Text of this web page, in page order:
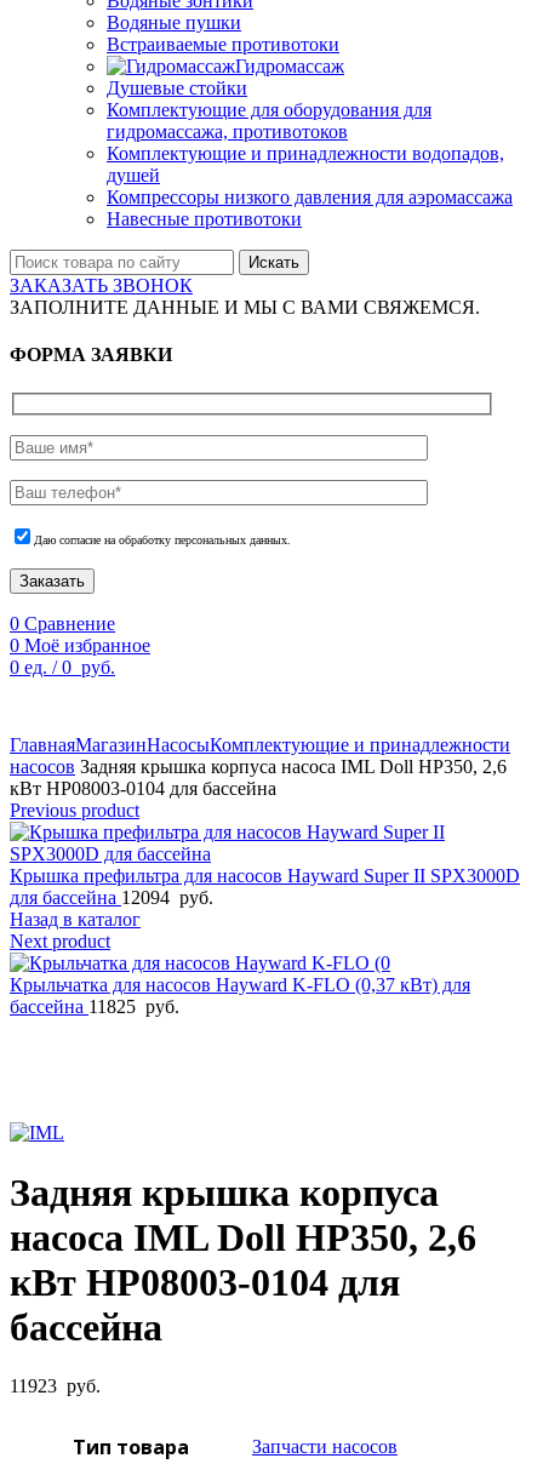
Водяные пушки
Встраиваемые противотоки
Гидромассаж
Душевые стойки
Комплектующие для оборудования для
гидромассажа, противотоков
Комплектующие и принадлежности водопадов,
душей
Компрессоры низкого давления для аэромассажа
Навесные противотоки
Искать
ЗАКАЗАТЬ ЗВОНОК
ЗАПОЛНИТЕ ДАННЫЕ И МЫ С ВАМИ СВЯЖЕМСЯ.
ФОРМА ЗАЯВКИ
Даю согласие на обработку персональных данных.
Заказать
0 Сравнение
0 Моё избранное
0 ед. / 0 руб.
ГлавнаяМагазинНасосыКомплектующие и принадлежности
насосов Задняя крышка корпуса насоса IML Doll HP350, 2,6
кВт HP08003-0104 для бассейна
Previous product
Крышка префильтра для насосов Hayward Super II SPX3000D
для бассейна 12094 руб.
Назад в каталог
Next product
Крыльчатка для насосов Hayward K-FLO (0,37 кВт) для
бассейна 11825 руб.
Задняя крышка корпуса
насоса IML Doll HP350, 2,6
кВт HP08003-0104 для
бассейна
11923 руб.
Тип товара Запчасти насосов